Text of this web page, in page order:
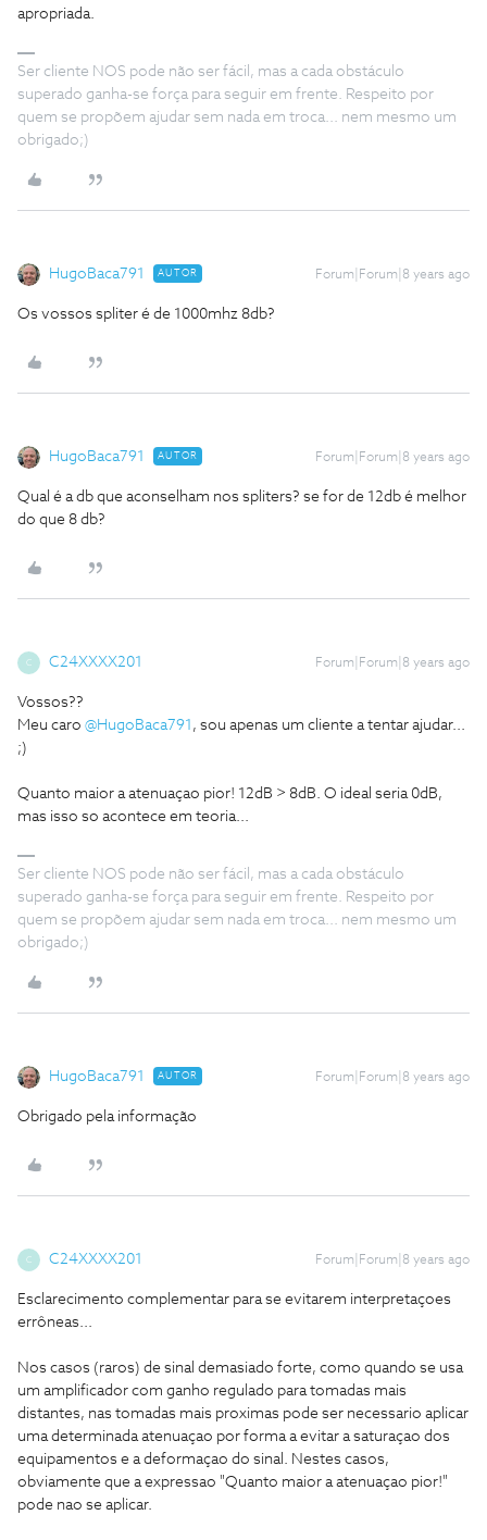
apropriada.
Ser cliente NOS pode não ser fácil, mas a cada obstáculo
superado ganha-se força para seguir em frente. Respeito por
quem se propõem ajudar sem nada em troca... nem mesmo um
obrigado;)
HugoBaca791 AUTOR Forum|Forum|8 years ago
Os vossos spliter é de 1000mhz 8db?
HugoBaca791 AUTOR Forum|Forum|8 years ago
Qual é a db que aconselham nos spliters? se for de 12db é melhor
do que 8 db?
C C24XXXX201 Forum|Forum|8 years ago
Vossos??
Meu caro @HugoBaca791 , sou apenas um cliente a tentar ajudar...
;)
Quanto maior a atenuaçao pior! 12dB > 8dB. O ideal seria 0dB,
mas isso so acontece em teoria...
Ser cliente NOS pode não ser fácil, mas a cada obstáculo
superado ganha-se força para seguir em frente. Respeito por
quem se propõem ajudar sem nada em troca... nem mesmo um
obrigado;)
HugoBaca791 AUTOR Forum|Forum|8 years ago
Obrigado pela informação
C C24XXXX201 Forum|Forum|8 years ago
Esclarecimento complementar para se evitarem interpretaçoes
errôneas...
Nos casos (raros) de sinal demasiado forte, como quando se usa
um amplificador com ganho regulado para tomadas mais
distantes, nas tomadas mais proximas pode ser necessario aplicar
uma determinada atenuaçao por forma a evitar a saturaçao dos
equipamentos e a deformaçao do sinal. Nestes casos,
obviamente que a expressao "Quanto maior a atenuaçao pior!"
pode nao se aplicar.